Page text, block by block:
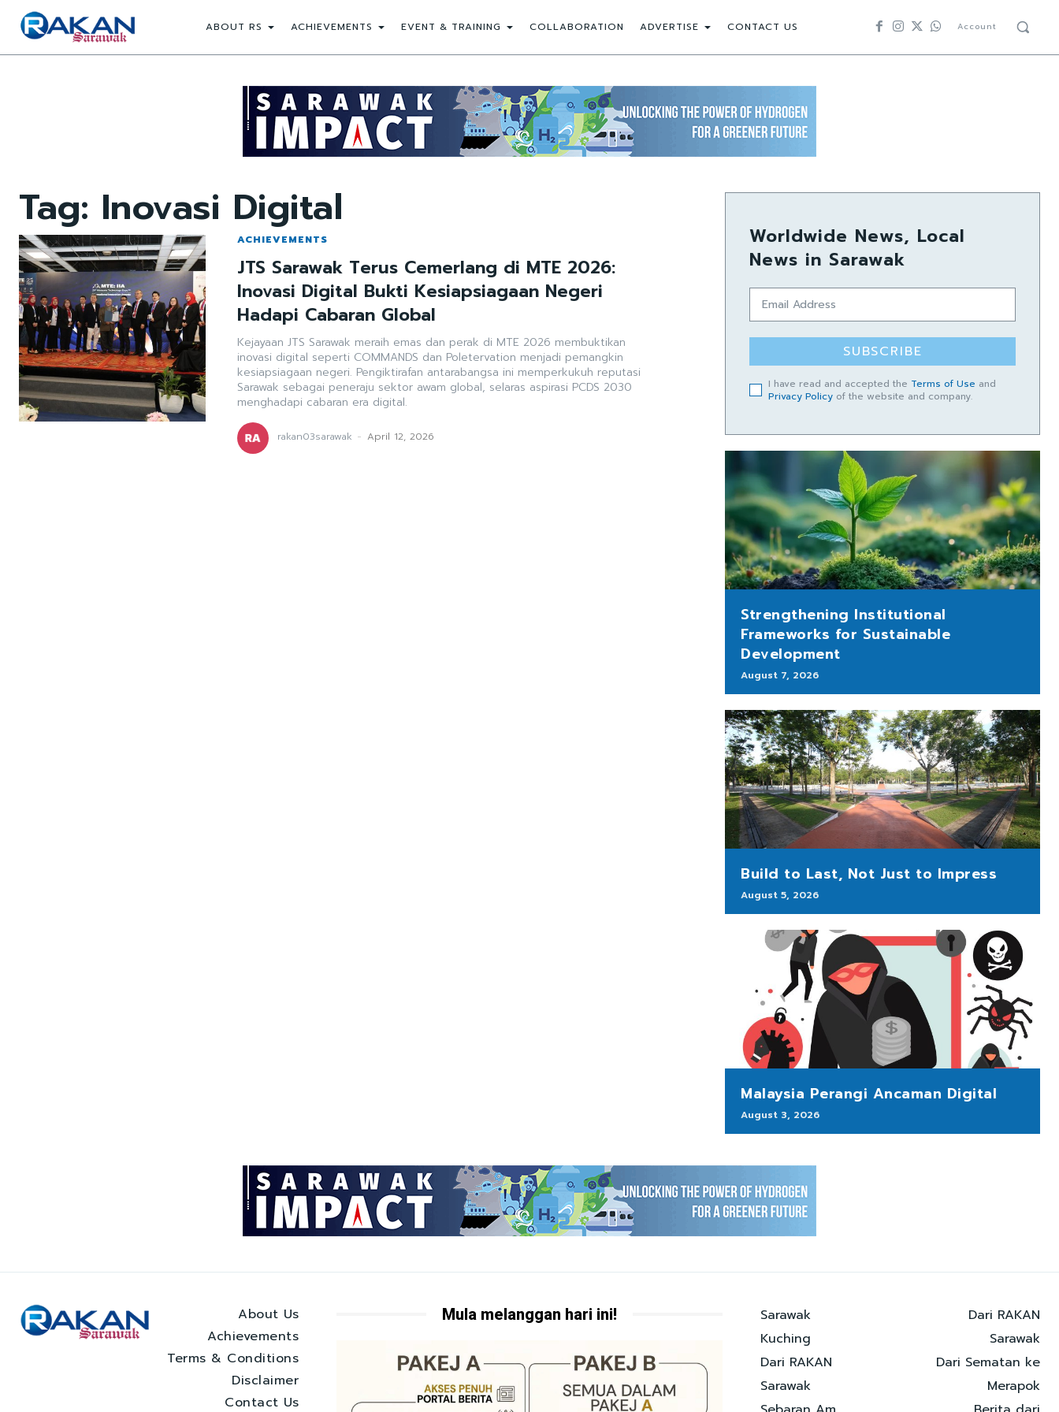
ABOUT RS ACHIEVEMENTS EVENT & TRAINING COLLABORATION ADVERTISE CONTACT US Account
Tag: Inovasi Digital
ACHIEVEMENTS
JTS Sarawak Terus Cemerlang di MTE 2026:
Inovasi Digital Bukti Kesiapsiagaan Negeri
Hadapi Cabaran Global
Kejayaan JTS Sarawak meraih emas dan perak di MTE 2026 membuktikan
inovasi digital seperti COMMANDS dan Poletervation menjadi pemangkin
kesiapsiagaan negeri. Pengiktirafan antarabangsa ini memperkukuh reputasi
Sarawak sebagai peneraju sektor awam global, selaras aspirasi PCDS 2030
menghadapi cabaran era digital.
rakan03sarawak - April 12, 2026
Worldwide News, Local
News in Sarawak
SUBSCRIBE
I have read and accepted the Terms of Use and
Privacy Policy of the website and company.
Strengthening Institutional
Frameworks for Sustainable
Development
August 7, 2026
Build to Last, Not Just to Impress
August 5, 2026
Malaysia Perangi Ancaman Digital
August 3, 2026
About Us
Achievements
Terms & Conditions
Disclaimer
Contact Us
Mula melanggan hari ini!
Sarawak
Kuching
Dari RAKAN
Sarawak
Dari RAKAN
Sarawak
Dari Sematan ke
Merapok